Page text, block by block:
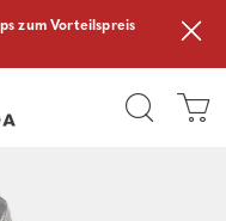
zum Vorteilspreis